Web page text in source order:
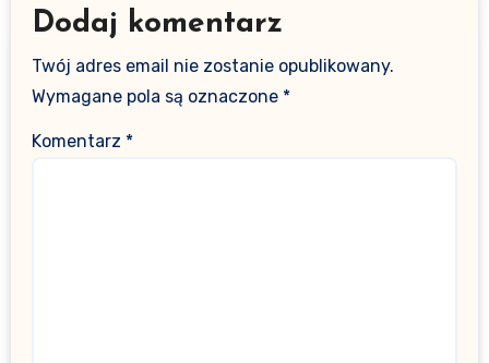
Dodaj komentarz
Twój adres email nie zostanie opublikowany.
Wymagane pola są oznaczone *
Komentarz *